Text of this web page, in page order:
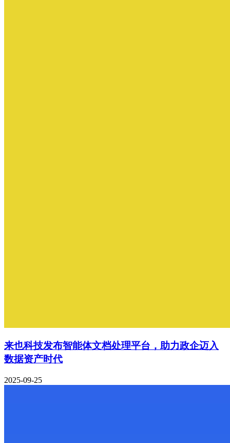
来也科技发布智能体文档处理平台，助力政企迈入
数据资产时代
2025-09-25